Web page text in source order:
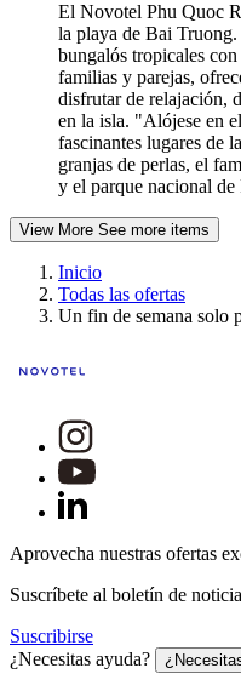
El Novotel Phu Quoc
la playa de Bai
bungalós tropicales
familias y parejas,
disfrutar de relajación,
en la isla. "Alójese en
fascinantes lugares de
granjas de perlas, el
y el parque nacional
View More See more items
Inicio
Todas las ofertas
Un fin de semana solo
Aprovecha nuestras ofertas
Suscríbete al boletín de
Suscribirse
¿Necesitas ayuda?